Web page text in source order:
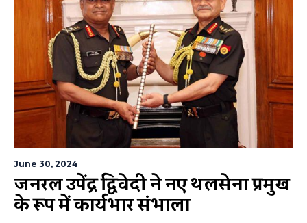
June 30, 2024
जनरल उपेंद्र द्विवेदी ने नए थलसेना प्रमुख
के रूप में कार्यभार संभाला